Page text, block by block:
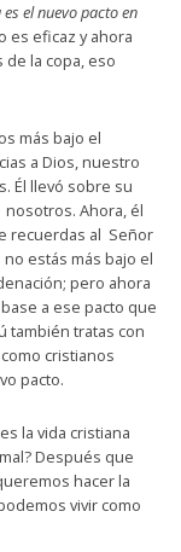
el nuevo pacto en
es eficaz y ahora
la copa, eso
más bajo el
a Dios, nuestro
Él llevó sobre su
Ahora, él
recuerdas al Señor
estás más bajo el
pero ahora
a ese pacto que
también tratas con
cristianos
pacto.
la vida cristiana
Después que
hacer la
vivir como